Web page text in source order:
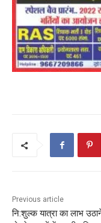
Previous article
नि:शुल्क यात्रा का लाभ